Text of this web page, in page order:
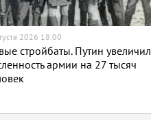
2026 18:00
стройбаты. Путин увеличил
армии на 27 тысяч